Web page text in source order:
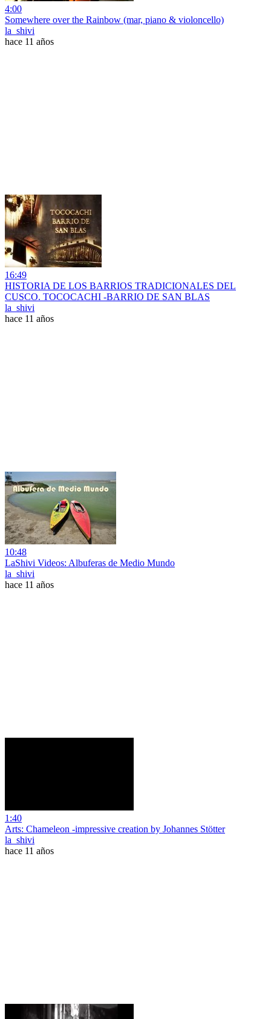
4:00
Somewhere over the Rainbow (mar, piano & violoncello)
la_shivi
hace 11 años
16:49
HISTORIA DE LOS BARRIOS TRADICIONALES DEL
CUSCO. TOCOCACHI -BARRIO DE SAN BLAS
la_shivi
hace 11 años
10:48
LaShivi Videos: Albuferas de Medio Mundo
la_shivi
hace 11 años
1:40
Arts: Chameleon -impressive creation by Johannes Stötter
la_shivi
hace 11 años